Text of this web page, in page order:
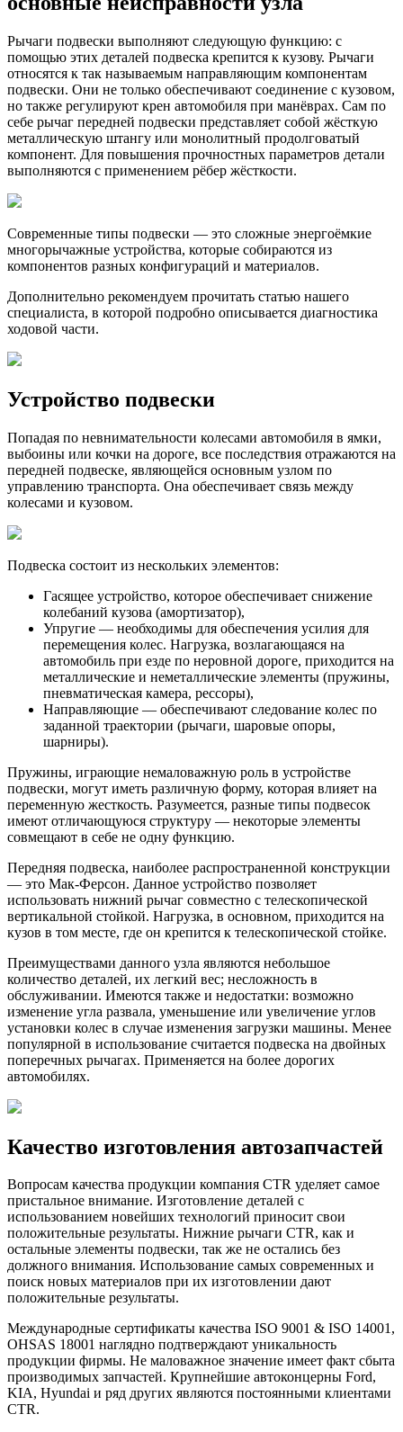
узла
Рычаги подвески выполняют следующую функцию: с
помощью этих деталей подвеска крепится к кузову. Рычаги
относятся к так называемым направляющим компонентам
подвески. Они не только обеспечивают соединение с кузовом,
но также регулируют крен автомобиля при манёврах. Сам по
себе рычаг передней подвески представляет собой жёсткую
металлическую штангу или монолитный продолговатый
компонент. Для повышения прочностных параметров детали
выполняются с применением рёбер жёсткости.
Современные типы подвески — это сложные энергоёмкие
многорычажные устройства, которые собираются из
компонентов разных конфигураций и материалов.
Дополнительно рекомендуем прочитать статью нашего
специалиста, в которой подробно описывается диагностика
ходовой части.
Устройство подвески
Попадая по невнимательности колесами автомобиля в ямки,
выбоины или кочки на дороге, все последствия отражаются на
передней подвеске, являющейся основным узлом по
управлению транспорта. Она обеспечивает связь между
колесами и кузовом.
Подвеска состоит из нескольких элементов:
Гасящее устройство, которое обеспечивает снижение
колебаний кузова (амортизатор),
Упругие — необходимы для обеспечения усилия для
перемещения колес. Нагрузка, возлагающаяся на
автомобиль при езде по неровной дороге, приходится на
металлические и неметаллические элементы (пружины,
пневматическая камера, рессоры),
Направляющие — обеспечивают следование колес по
заданной траектории (рычаги, шаровые опоры,
шарниры).
Пружины, играющие немаловажную роль в устройстве
подвески, могут иметь различную форму, которая влияет на
переменную жесткость. Разумеется, разные типы подвесок
имеют отличающуюся структуру — некоторые элементы
совмещают в себе не одну функцию.
Передняя подвеска, наиболее распространенной конструкции
— это Мак-Ферсон. Данное устройство позволяет
использовать нижний рычаг совместно с телескопической
вертикальной стойкой. Нагрузка, в основном, приходится на
кузов в том месте, где он крепится к телескопической стойке.
Преимуществами данного узла являются небольшое
количество деталей, их легкий вес; несложность в
обслуживании. Имеются также и недостатки: возможно
изменение угла развала, уменьшение или увеличение углов
установки колес в случае изменения загрузки машины. Менее
популярной в использование считается подвеска на двойных
поперечных рычагах. Применяется на более дорогих
автомобилях.
Качество изготовления автозапчастей
Вопросам качества продукции компания CTR уделяет самое
пристальное внимание. Изготовление деталей с
использованием новейших технологий приносит свои
положительные результаты. Нижние рычаги CTR, как и
остальные элементы подвески, так же не остались без
должного внимания. Использование самых современных и
поиск новых материалов при их изготовлении дают
положительные результаты.
Международные сертификаты качества ISO 9001 & ISO 14001,
OHSAS 18001 наглядно подтверждают уникальность
продукции фирмы. Не маловажное значение имеет факт сбыта
производимых запчастей. Крупнейшие автоконцерны Ford,
KIA, Hyundai и ряд других являются постоянными клиентами
CTR.